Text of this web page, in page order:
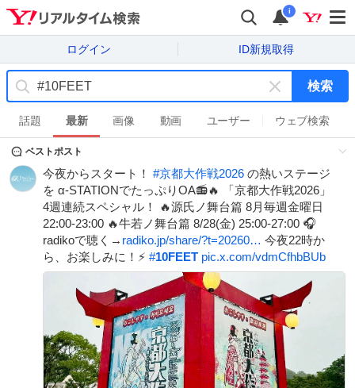
i
ログイン ID新規取得
キ
ー
ワ
ド
を
消
す
検索
話題 最新 画像 動画 ユーザー ウェブ検索
ベストポスト
今夜からスタート！ #京都大作戦2026 の熱いステージ
を α-STATIONでたっぷりOA📻🔥 「京都大作戦2026」
4週連続スペシャル！ 🔥源氏ノ舞台篇 8月毎週金曜日
22:00-23:00 🔥牛若ノ舞台篇 8/28(金) 25:00-27:00 🎧
radikoで聴く→ radiko.jp/share/?t=20260… 今夜22時か
ら、お楽しみに！⚡️ #10FEET pic.x.com/vdmCfhbBUb